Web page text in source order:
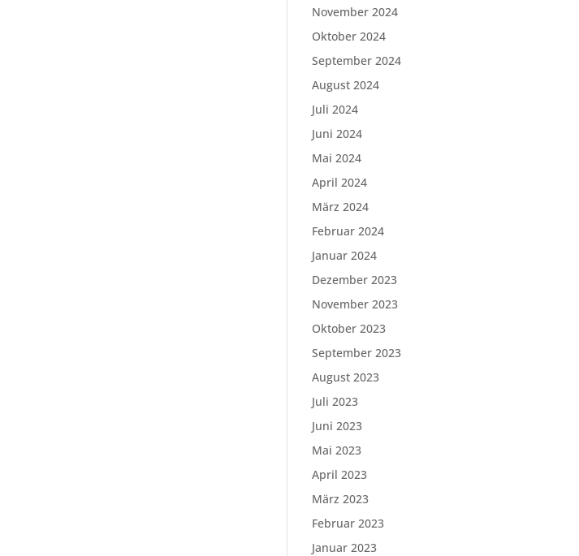
November 2024
Oktober 2024
September 2024
August 2024
Juli 2024
Juni 2024
Mai 2024
April 2024
März 2024
Februar 2024
Januar 2024
Dezember 2023
November 2023
Oktober 2023
September 2023
August 2023
Juli 2023
Juni 2023
Mai 2023
April 2023
März 2023
Februar 2023
Januar 2023